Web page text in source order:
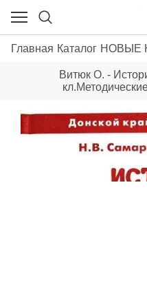
Главная Каталог НОВЫЕ
Витюк О. -